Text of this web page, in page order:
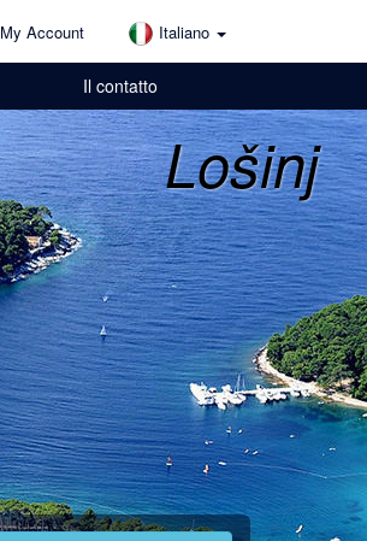
My Account Italiano
Il contatto
Lošinj